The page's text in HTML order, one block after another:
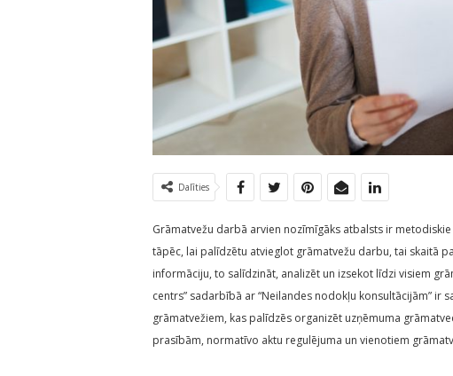
Dalīties
Grāmatvežu darbā arvien nozīmīgāks atbalsts ir
tāpēc, lai palīdzētu atvieglot grāmatvežu darbu, tai skaitā
informāciju, to salīdzināt, analizēt un izsekot līdzi visiem
centrs” sadarbībā ar “Neilandes nodokļu konsultācijām”
grāmatvežiem, kas palīdzēs organizēt uzņēmuma
prasībām, normatīvo aktu regulējuma un vienotiem